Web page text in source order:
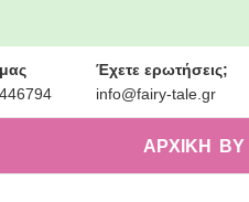
Έχετε ερωτήσεις;
info@fairy-tale.gr
ΑΡΧΙΚΗ BY